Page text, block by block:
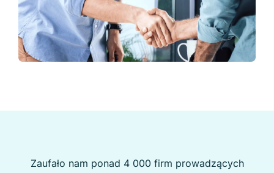
Zaufało nam ponad 4 000 firm prowadzących